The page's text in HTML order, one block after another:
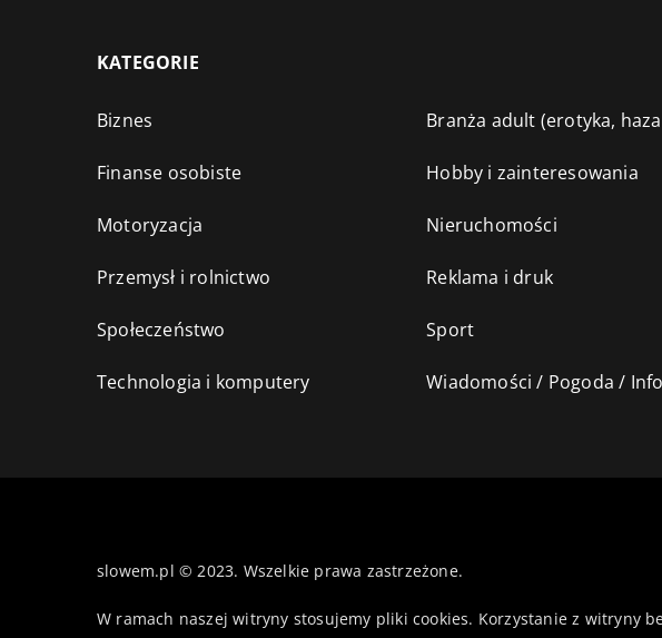
KATEGORIE
Biznes Branża adult (erotyka,
Finanse osobiste Hobby i zainteresowania
Motoryzacja Nieruchomości
Przemysł i rolnictwo Reklama i druk
Społeczeństwo Sport
Technologia i komputery Wiadomości / Pogoda /
slowem.pl © 2023. Wszelkie prawa zastrzeżone.
W ramach naszej witryny stosujemy pliki cookies. Korzystanie z witryny